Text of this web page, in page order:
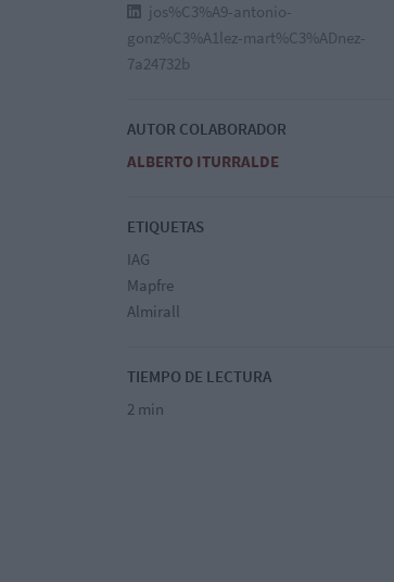
jos%C3%A9-antonio-
gonz%C3%A1lez-mart%C3%ADnez-
7a24732b
AUTOR COLABORADOR
ALBERTO ITURRALDE
ETIQUETAS
IAG
Mapfre
Almirall
TIEMPO DE LECTURA
2 min